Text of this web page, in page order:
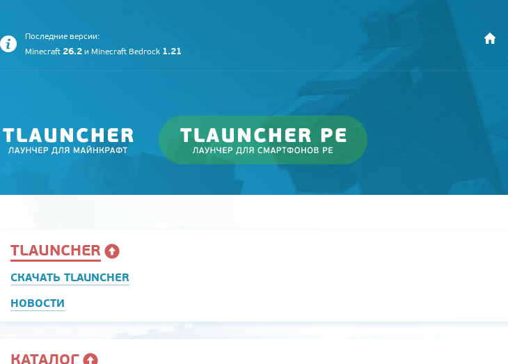
Последние версии:
Minecraft 26.2 и Minecraft Bedrock 1.21
TLAUNCHER
СКАЧАТЬ TLAUNCHER
НОВОСТИ
КАТАЛОГ